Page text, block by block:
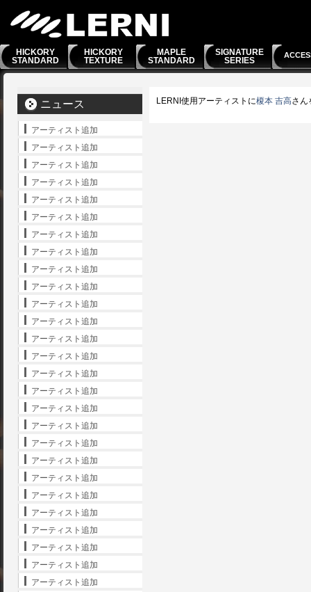
HICKORY
STANDARD
HICKORY
TEXTURE
MAPLE
STANDARD
SIGNATURE
SERIES
LERNI使用アーティストに榎本 吉高さん
ニュース
アーティスト追加
アーティスト追加
アーティスト追加
アーティスト追加
アーティスト追加
アーティスト追加
アーティスト追加
アーティスト追加
アーティスト追加
アーティスト追加
アーティスト追加
アーティスト追加
アーティスト追加
アーティスト追加
アーティスト追加
アーティスト追加
アーティスト追加
アーティスト追加
アーティスト追加
アーティスト追加
アーティスト追加
アーティスト追加
アーティスト追加
アーティスト追加
アーティスト追加
アーティスト追加
アーティスト追加